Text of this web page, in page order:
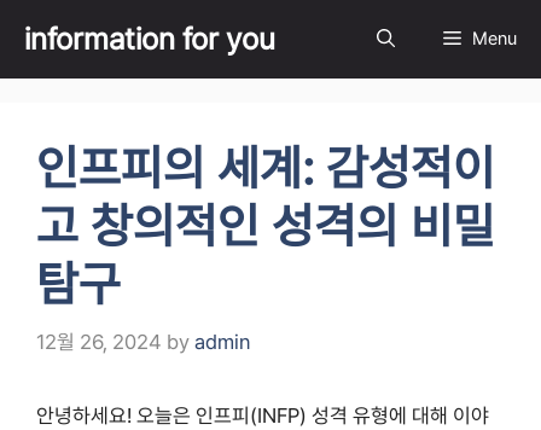
content
information for you Menu
인프피의 세계: 감성적이
고 창의적인 성격의 비밀
탐구
12월 26, 2024 by admin
안녕하세요! 오늘은 인프피(INFP) 성격 유형에 대해 이야